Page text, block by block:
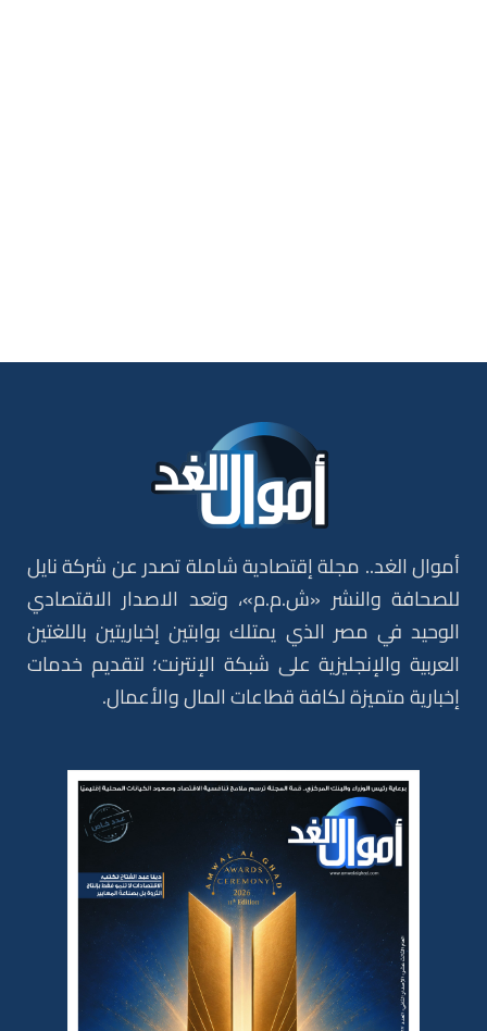
أموال الغد.. مجلة إقتصادية شاملة تصدر عن شركة نايل
للصحافة والنشر «ش.م.م»، وتعد الاصدار الاقتصادي
الوحيد في مصر الذي يمتلك بوابتين إخباريتين باللغتين
العربية والإنجليزية على شبكة الإنترنت؛ لتقديم خدمات
إخبارية متميزة لكافة قطاعات المال والأعمال.